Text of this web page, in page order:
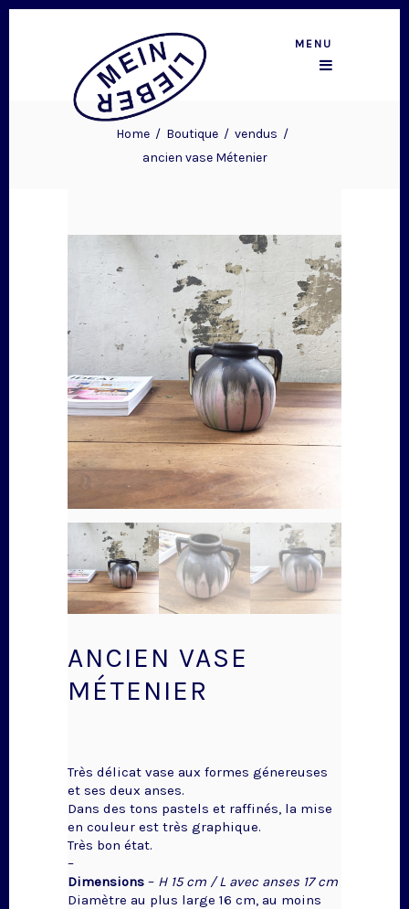
MENU
Home/ Boutique/ vendus /
ancien vase Métenier
ANCIEN VASE
MÉTENIER
Très délicat vase aux formes génereuses
et ses deux anses.
Dans des tons pastels et raffinés, la mise
en couleur est très graphique.
Très bon état.
–
Dimensions – H 15 cm / L avec anses 17 cm
Diamètre au plus large 16 cm, au moins